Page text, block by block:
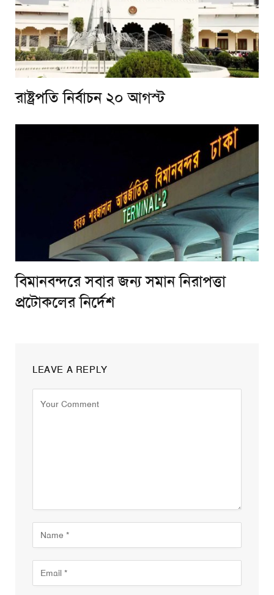
রাষ্ট্রপতি নির্বাচন ২০ আগস্ট
বিমানবন্দরে সবার জন্য সমান নিরাপত্তা
প্রটোকলের নির্দেশ
LEAVE A REPLY